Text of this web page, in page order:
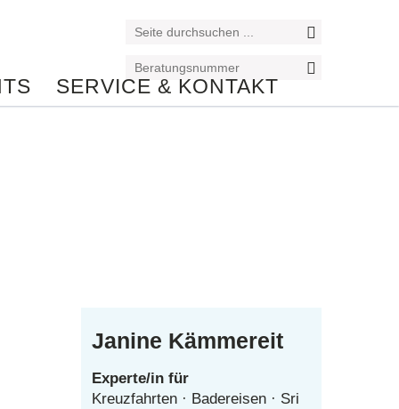
SERVICE & KONTAKT
Janine Kämmereit
Experte/in für
Kreuzfahrten · Badereisen · Sri